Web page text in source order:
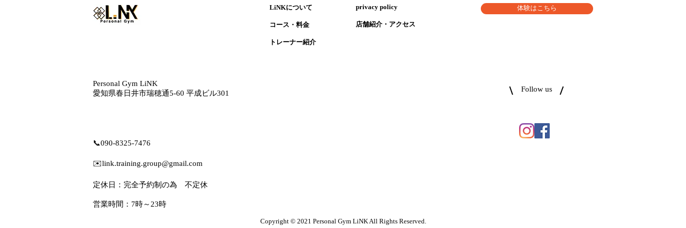
LiNKについて
コース・​料金
​トレーナー紹介
​privacy policy
​店舗紹介・アクセス
体験はこちら
Personal Gym LiNK
愛知県春日井市瑞穂通5‐60 平成ビル301
Follow us
📞090-8325-7476
✉️link.training.group@gmail.com
定休日：完全予約制の為 不定休
営業時間：7時～23時
Copyright © 2021 Personal Gym LiNK All Rights Reserved.